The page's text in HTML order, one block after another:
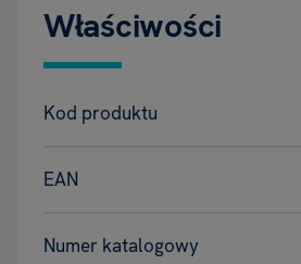
Właściwości
Kod produktu
EAN
Numer katalogowy